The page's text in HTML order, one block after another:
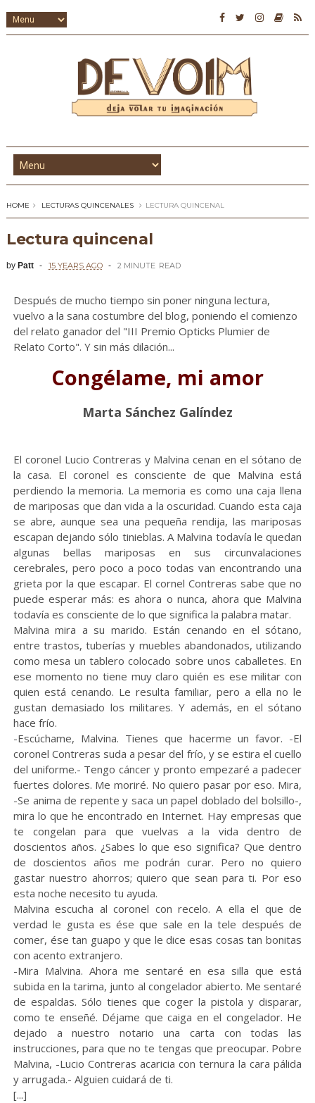
HOME LECTURAS QUINCENALES LECTURA QUINCENAL
Lectura quincenal
by Patt 15 YEARS AGO 2 MINUTE READ
Después de mucho tiempo sin poner ninguna lectura,
vuelvo a la sana costumbre del blog, poniendo el comienzo
del relato ganador del "III Premio Opticks Plumier de
Relato Corto". Y sin más dilación...
Congélame, mi amor
Marta Sánchez Galíndez
El coronel Lucio Contreras y Malvina cenan en el sótano de
la casa. El coronel es consciente de que Malvina está
perdiendo la memoria. La memoria es como una caja llena
de mariposas que dan vida a la oscuridad. Cuando esta caja
se abre, aunque sea una pequeña rendija, las mariposas
escapan dejando sólo tinieblas. A Malvina todavía le quedan
algunas bellas mariposas en sus circunvalaciones
cerebrales, pero poco a poco todas van encontrando una
grieta por la que escapar. El cornel Contreras sabe que no
puede esperar más: es ahora o nunca, ahora que Malvina
todavía es consciente de lo que significa la palabra matar.
Malvina mira a su marido. Están cenando en el sótano,
entre trastos, tuberías y muebles abandonados, utilizando
como mesa un tablero colocado sobre unos caballetes. En
ese momento no tiene muy claro quién es ese militar con
quien está cenando. Le resulta familiar, pero a ella no le
gustan demasiado los militares. Y además, en el sótano
hace frío.
-Escúchame, Malvina. Tienes que hacerme un favor. -El
coronel Contreras suda a pesar del frío, y se estira el cuello
del uniforme.- Tengo cáncer y pronto empezaré a padecer
fuertes dolores. Me moriré. No quiero pasar por eso. Mira,
-Se anima de repente y saca un papel doblado del bolsillo-,
mira lo que he encontrado en Internet. Hay empresas que
te congelan para que vuelvas a la vida dentro de
doscientos años. ¿Sabes lo que eso significa? Que dentro
de doscientos años me podrán curar. Pero no quiero
gastar nuestro ahorros; quiero que sean para ti. Por eso
esta noche necesito tu ayuda.
Malvina escucha al coronel con recelo. A ella el que de
verdad le gusta es ése que sale en la tele después de
comer, ése tan guapo y que le dice esas cosas tan bonitas
con acento extranjero.
-Mira Malvina. Ahora me sentaré en esa silla que está
subida en la tarima, junto al congelador abierto. Me sentaré
de espaldas. Sólo tienes que coger la pistola y disparar,
como te enseñé. Déjame que caiga en el congelador. He
dejado a nuestro notario una carta con todas las
instrucciones, para que no te tengas que preocupar. Pobre
Malvina, -Lucio Contreras acaricia con ternura la cara pálida
y arrugada.- Alguien cuidará de ti.
[...]